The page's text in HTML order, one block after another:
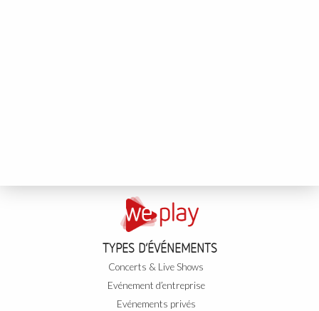
TYPES D’ÉVÉNEMENTS
Concerts & Live Shows
Evénement d’entreprise
Evénements privés